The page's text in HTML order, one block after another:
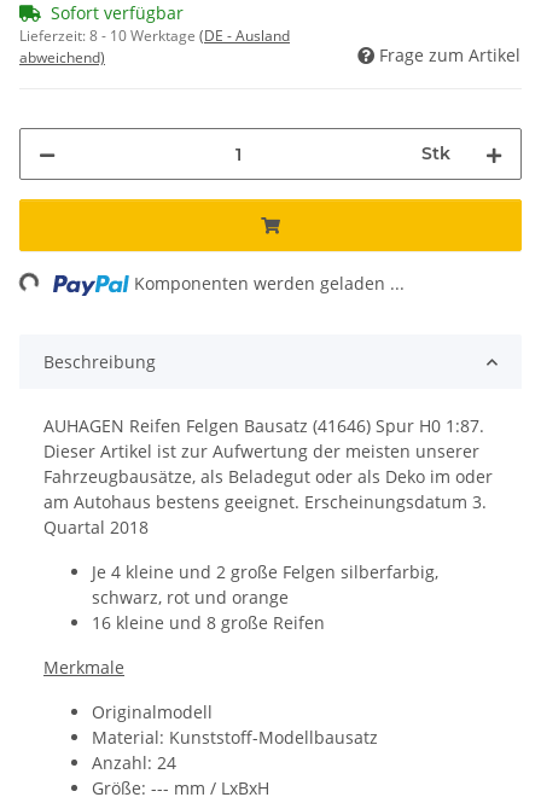
Sofort verfügbar
Lieferzeit:8 - 10 Werktage (DE - Ausland
abweichend)
Frage zum Artikel
Stk
Komponenten werden geladen ...
Beschreibung
AUHAGEN Reifen Felgen Bausatz (41646) Spur H0 1:87.
Dieser Artikel ist zur Aufwertung der meisten unserer
Fahrzeugbausätze, als Beladegut oder als Deko im oder
am Autohaus bestens geeignet. Erscheinungsdatum 3.
Quartal 2018
Je 4 kleine und 2 große Felgen silberfarbig,
schwarz, rot und orange
16 kleine und 8 große Reifen
Merkmale
Originalmodell
Material: Kunststoff-Modellbausatz
Anzahl: 24
Größe: --- mm / LxBxH